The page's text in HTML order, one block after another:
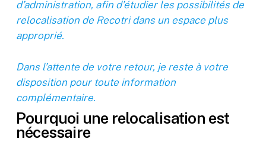
d’administration, afin d’étudier les possibilités de
relocalisation de Recotri dans un espace plus
approprié.
Dans l’attente de votre retour, je reste à votre
disposition pour toute information
complémentaire.
Pourquoi une relocalisation est
nécessaire